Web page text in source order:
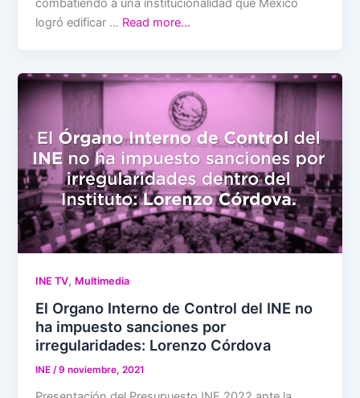
combatiendo a una institucionalidad que México
logró edificar … Read more…
INE TV, Multimedia
El Organo Interno de Control del INE no
ha impuesto sanciones por
irregularidades: Lorenzo Córdova
INE/9 noviembre, 2021